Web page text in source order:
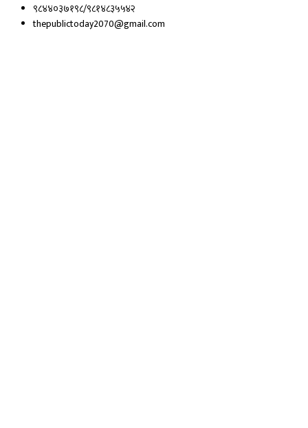
९८४४०३७१९८/९८१४८३५५४२
thepublictoday2070@gmail.com